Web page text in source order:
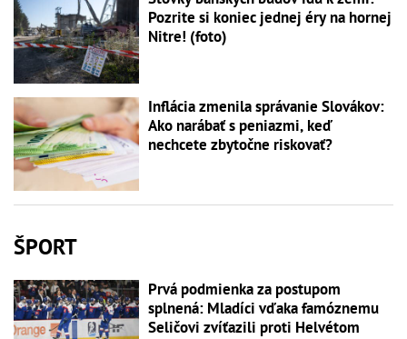
Pozrite si koniec jednej éry na hornej
Nitre! (foto)
Inflácia zmenila správanie Slovákov:
Ako narábať s peniazmi, keď
nechcete zbytočne riskovať?
ŠPORT
Prvá podmienka za postupom
splnená: Mladíci vďaka famóznemu
Seličovi zvíťazili proti Helvétom